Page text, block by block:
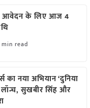
आवेदन के लिए आज 4
min read
का नया अभियान ‘दुनिया
सुखबीर सिंह और